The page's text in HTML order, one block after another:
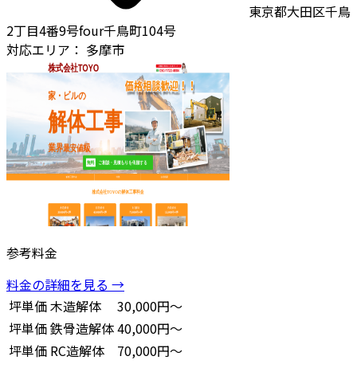
東京都大田区千鳥
2丁目4番9号four千鳥町104号
対応エリア： 多摩市
参考料金
料金の詳細を見る →
坪単価木造解体
30,000円～
坪単価鉄骨造解体40,000円～
坪単価 RC造解体 70,000円～